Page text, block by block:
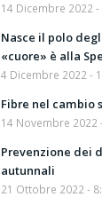
14 Dicembre 2022 -
Nasce il polo
«cuore» è alla
4 Dicembre 2022 -
Fibre nel cambio
14 Novembre 2022
Prevenzione dei
autunnali
21 Ottobre 2022 -